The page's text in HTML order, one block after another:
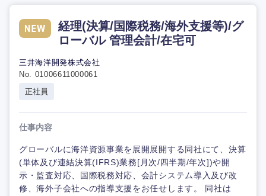
経理(決算/国際税務/海外支援等)/グ
ローバル 管理会計/在宅可
三井海洋開発株式会社
No. 01006611000061
正社員
仕事内容
グローバルに海洋資源事業を展開展開する同社にて、決算
(単体及び連結決算(IFRS)業務[月次/四半期/年次])や開
示・監査対応、国際税務対応、会計システム導入及び改
修、海外子会社への指導支援をお任せします。 同社は